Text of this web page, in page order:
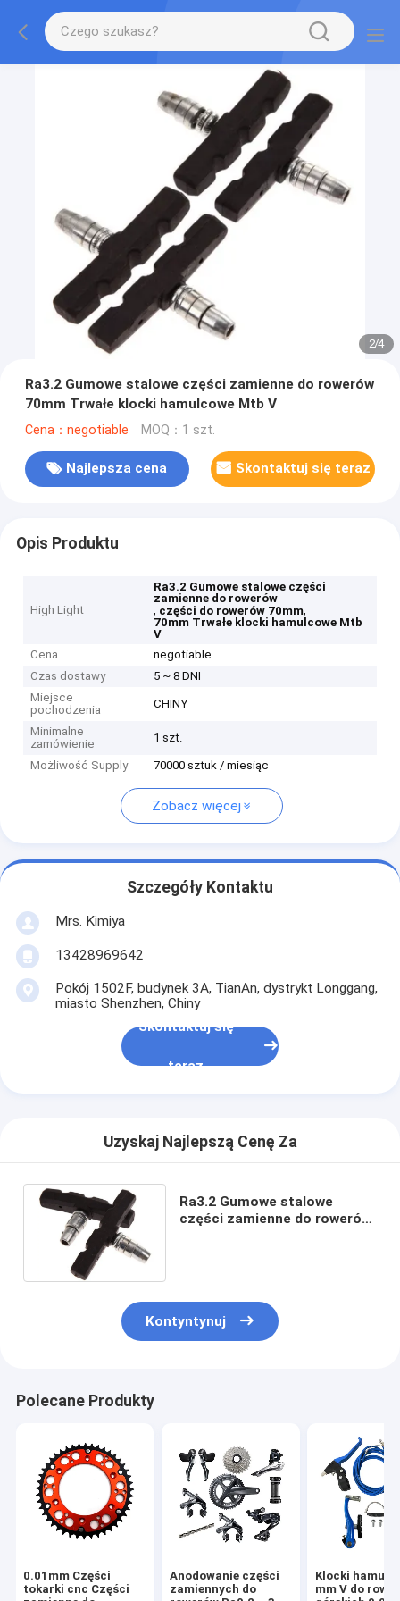
2/4
Ra3.2 Gumowe stalowe części zamienne do rowerów
70mm Trwałe klocki hamulcowe Mtb V
Cena：negotiable MOQ：1 szt.
Najlepsza cena Skontaktuj się teraz
Opis Produktu
High Light
Ra3.2 Gumowe stalowe części
zamienne do rowerów
, części do rowerów 70mm,
70mm Trwałe klocki hamulcowe Mtb
V
Cena
negotiable
Czas dostawy
5 ~ 8 DNI
Miejsce
pochodzenia
CHINY
Minimalne
zamówienie
1 szt.
Możliwość Supply 70000 sztuk / miesiąc
Zobacz więcej
Szczegóły Kontaktu
Mrs. Kimiya
13428969642
Pokój 1502F, budynek 3A, TianAn, dystrykt Longgang,
miasto Shenzhen, Chiny
Skontaktuj się
teraz
Uzyskaj Najlepszą Cenę Za
Ra3.2 Gumowe stalowe
części zamienne do rowerów
Kontyntynuj
Polecane Produkty
0.01mm Części
tokarki cnc Części
Anodowanie części
zamiennych do
Klocki
mm V do